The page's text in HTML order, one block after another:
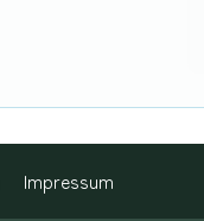
Impressum